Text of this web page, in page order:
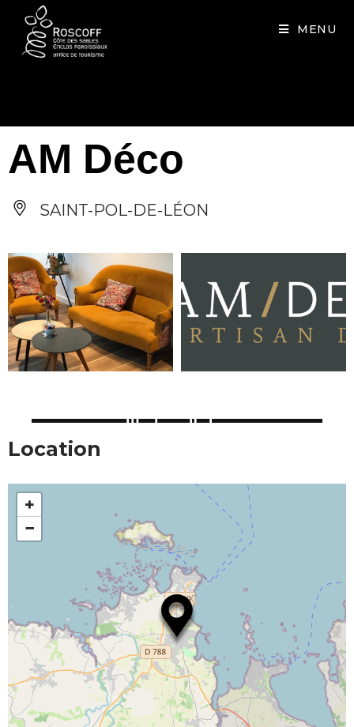
MENU
AM Déco
SAINT-POL-DE-LÉON
Location
+
−
Cookies management panel